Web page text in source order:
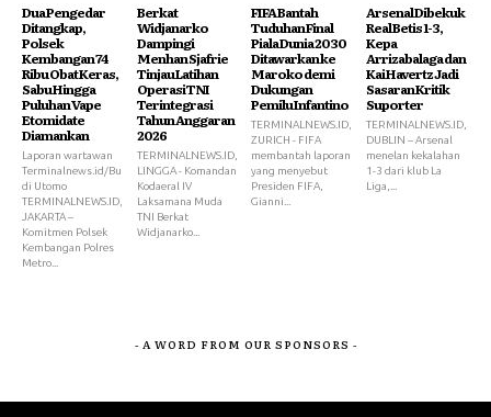
Dua Pengedar
Ditangkap,
Polsek
Kembangan 74
Ribu Obat Keras,
Sabu Hingga
Puluhan Vape
Etomidate
Diamankan
Laporan wartawan
Terminalnews.id/Bu
di Utomo
TERMINALNEWS.ID,
JAKARTA –
Komitmen Polsek
Kembangan Polres
Metro...
Berkat
Widjanarko
Dampingi
Menhan Sjafrie
Tinjau Latihan
Operasi TNI
Terintegrasi
Tahun Anggaran
2026
TERMINALNEWS.ID,
LINGGA - Komandan
Kodaeral IV
Laksamana Muda
TNI Berkat
Widjanarko...
FIFA Bantah
Tuduhan Final
Piala Dunia 2030
Ditawarkan ke
Maroko demi
Dukungan
Pemilu Infantino
TERMINALNEWS.ID,
ZURICH - FIFA
membantah laporan
yang menyebut
Presiden FIFA,
Gianni...
Arsenal Dibekuk
Real Betis 1-3,
Kepa
Arrizabalaga dan
Kai Havertz Jadi
Sasaran Kritik
Suporter
TERMINALNEWS.ID,
DUBLIN – Arsenal
menelan kekalahan
1-3 dari klub La
Liga,...
- A WORD FROM OUR SPONSORS -